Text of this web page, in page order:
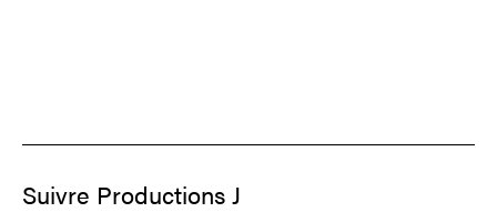
Suivre Productions J